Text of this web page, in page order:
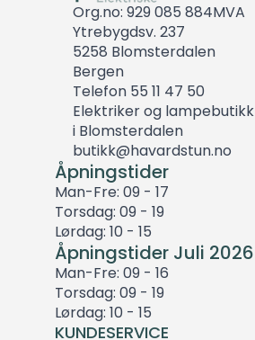
Org.no: 929 085 884MVA
Ytrebygdsv. 237
5258 Blomsterdalen
Bergen
Telefon 55 11 47 50
Elektriker og lampebutikk
i Blomsterdalen
butikk@havardstun.no
Åpningstider
Man-Fre: 09 - 17
Torsdag: 09 - 19
Lørdag: 10 - 15
Åpningstider Juli 2026
Man-Fre: 09 - 16
Torsdag: 09 - 19
Lørdag: 10 - 15
KUNDESERVICE